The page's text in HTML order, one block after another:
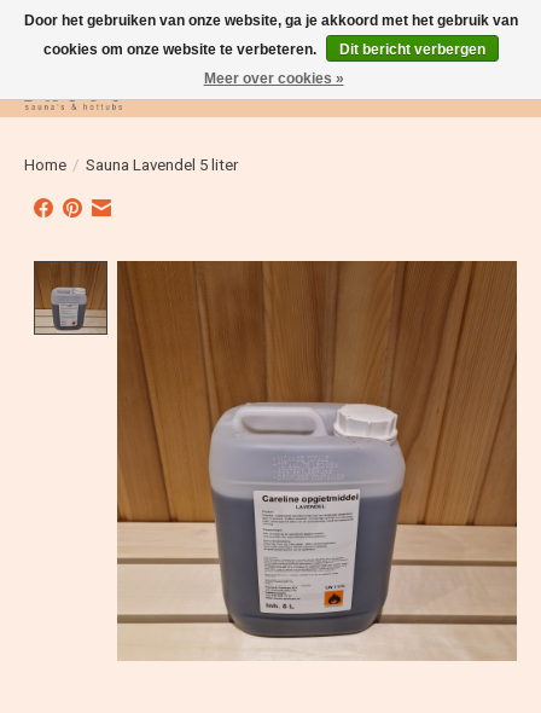
Verlanglijst
Home / Sauna Lavendel 5 liter
Product image slideshow Items
Door het gebruiken van onze website, ga je akkoord met het gebruik van
cookies om onze website te verbeteren.
Dit bericht verbergen
Meer over cookies »